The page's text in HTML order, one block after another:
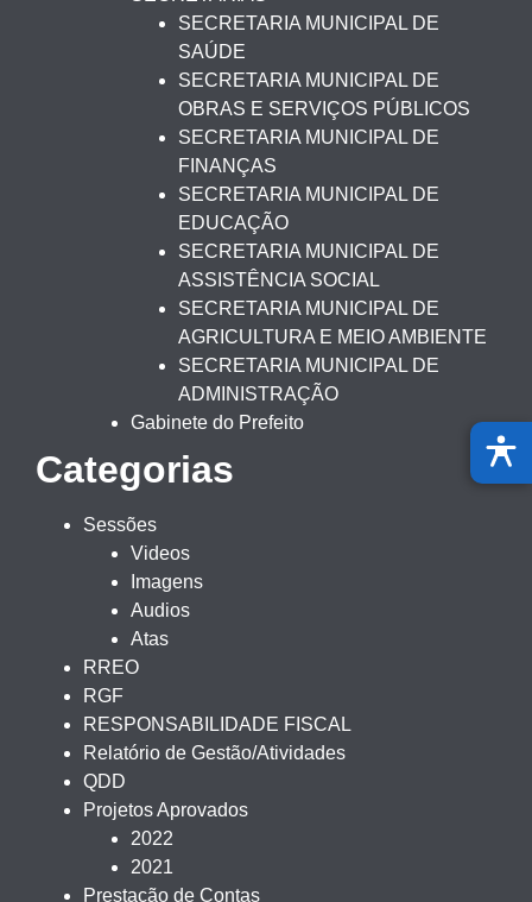
SECRETARIA MUNICIPAL DE
SAÚDE
SECRETARIA MUNICIPAL DE
OBRAS E SERVIÇOS PÚBLICOS
SECRETARIA MUNICIPAL DE
FINANÇAS
SECRETARIA MUNICIPAL DE
EDUCAÇÃO
SECRETARIA MUNICIPAL DE
ASSISTÊNCIA SOCIAL
SECRETARIA MUNICIPAL DE
AGRICULTURA E MEIO AMBIENTE
SECRETARIA MUNICIPAL DE
ADMINISTRAÇÃO
Gabinete do Prefeito
Categorias
Sessões
Videos
Imagens
Audios
Atas
RREO
RGF
RESPONSABILIDADE FISCAL
Relatório de Gestão/Atividades
QDD
Projetos Aprovados
2022
2021
Prestação de Contas